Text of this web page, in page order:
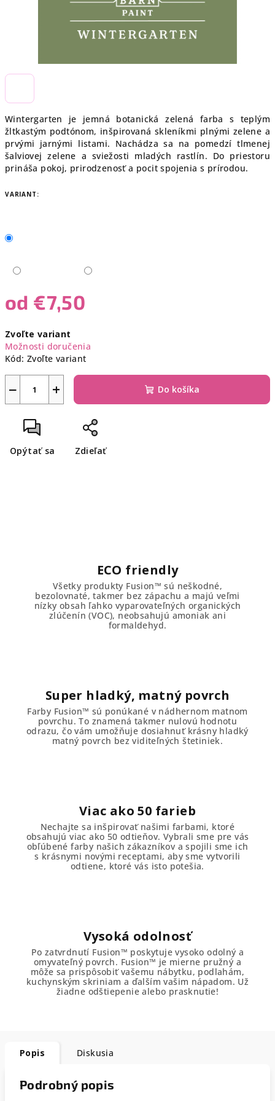
Wintergarten je jemná botanická zelená farba s teplým
žltkastým podtónom, inšpirovaná skleníkmi plnými zelene a
prvými jarnými listami. Nachádza sa na pomedzí tlmenej
šalviovej zelene a sviežosti mladých rastlín. Do priestoru
prináša pokoj, prirodzenosť a pocit spojenia s prírodou.
VARIANT:
od €7,50
cena:
Zvoľte variant
Možnosti doručenia
Kód: Zvoľte variant
+
− Do košíka
Opýtať sa Zdieľať
ECO friendly
Všetky produkty Fusion™ sú neškodné,
bezolovnaté, takmer bez zápachu a majú veľmi
nízky obsah ľahko vyparovateľných organických
zlúčenín (VOC), neobsahujú amoniak ani
formaldehyd.
Super hladký, matný povrch
Farby Fusion™ sú ponúkané v nádhernom matnom
povrchu. To znamená takmer nulovú hodnotu
odrazu, čo vám umožňuje dosiahnuť krásny hladký
matný povrch bez viditeľných štetiniek.
Viac ako 50 farieb
Nechajte sa inšpirovať našimi farbami, ktoré
obsahujú viac ako 50 odtieňov. Vybrali sme pre vás
obľúbené farby našich zákazníkov a spojili sme ich
s krásnymi novými receptami, aby sme vytvorili
odtiene, ktoré vás isto potešia.
Vysoká odolnosť
Po zatvrdnutí Fusion™ poskytuje vysoko odolný a
omyvateľný povrch. Fusion™ je mierne pružný a
môže sa prispôsobiť vašemu nábytku, podlahám,
kuchynským skriniam a ďalším vašim nápadom. Už
žiadne odštiepenie alebo prasknutie!
Popis Diskusia
Podrobný popis